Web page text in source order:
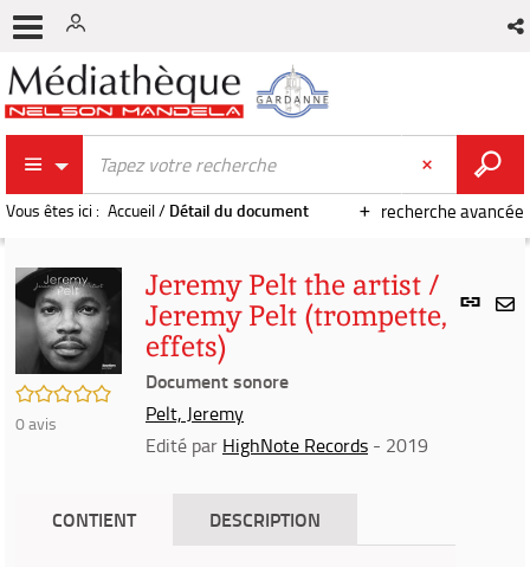
recherche avancée
Vous êtes ici : Accueil/ Détail du document
Lien
/5
0avis
Jeremy Pelt the artist /
Jeremy Pelt (trompette,
effets)
Document sonore
Pelt, Jeremy
Edité par HighNote Records - 2019
CONTIENT DESCRIPTION